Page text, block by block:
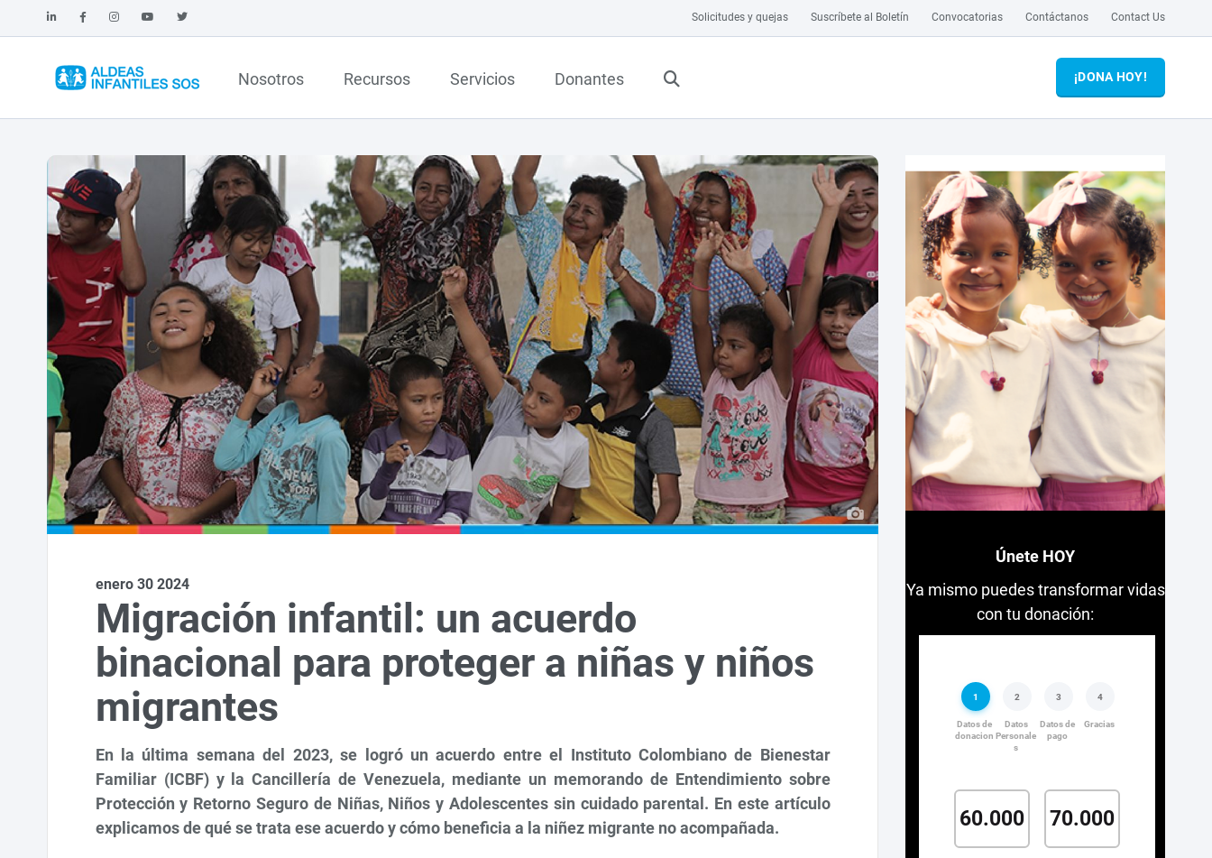
Solicitudes y quejas Suscríbete al Boletín Convocatorias Contáctanos Contact Us
Nosotros Recursos Servicios Donantes ¡DONA HOY!
enero 30 2024
Migración infantil: un acuerdo
binacional para proteger a niñas y niños
migrantes
En la última semana del 2023, se logró un acuerdo entre el Instituto Colombiano de Bienestar
Familiar (ICBF) y la Cancillería de Venezuela, mediante un memorando de Entendimiento sobre
Protección y Retorno Seguro de Niñas, Niños y Adolescentes sin cuidado parental. En este artículo
explicamos de qué se trata ese acuerdo y cómo beneficia a la niñez migrante no acompañada.
Únete HOY
Ya mismo puedes transformar vidas
con tu donación: